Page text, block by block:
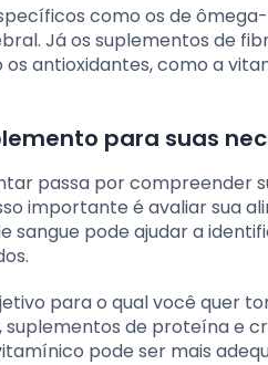
como os de
Já os suplementos de
antioxidantes, como a
para suas
passa por compreender
importante é avaliar sua
sangue pode ajudar a
para o qual você quer
de proteína e
pode ser mais